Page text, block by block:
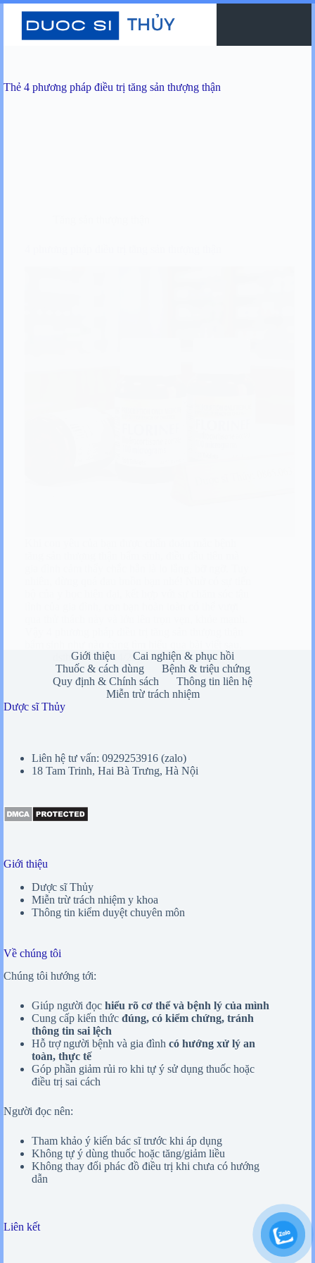
Chuyển
Thẻ 4 phương pháp điều trị tăng sản thượng thận
dsthuy
15/04/2024
Giới thiệu
Cai nghiện & phục hồi
Thuốc & cách dùng
Bệnh & triệu chứng
Quy định & Chính sách
Thông tin liên hệ
Miễn trừ trách nhiệm
Dược sĩ Thủy
Liên hệ tư vấn: 0929253916 (zalo)
18 Tam Trinh, Hai Bà Trưng, Hà Nội
Giới thiệu
Dược sĩ Thủy
Miễn trừ trách nhiệm y khoa
Thông tin kiểm duyệt chuyên môn
Về chúng tôi
Chúng tôi hướng tới:
Giúp người đọc hiểu rõ cơ thể và bệnh lý của mình
Cung cấp kiến thức đúng, có kiểm chứng, tránh
thông tin sai lệch
Hỗ trợ người bệnh và gia đình có hướng xử lý an
toàn, thực tế
Góp phần giảm rủi ro khi tự ý sử dụng thuốc hoặc
điều trị sai cách
Người đọc nên:
Tham khảo ý kiến bác sĩ trước khi áp dụng
Không tự ý dùng thuốc hoặc tăng/giảm liều
Không thay đổi phác đồ điều trị khi chưa có hướng
dẫn
Liên kết